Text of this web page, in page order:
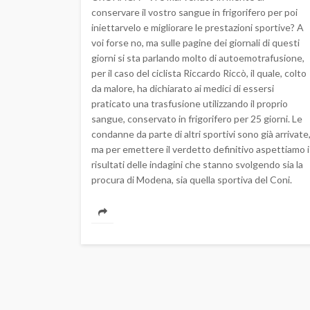
conservare il vostro sangue in frigorifero per poi
iniettarvelo e migliorare le prestazioni sportive? A
voi forse no, ma sulle pagine dei giornali di questi
giorni si sta parlando molto di autoemotrafusione,
per il caso del ciclista Riccardo Riccò, il quale, colto
da malore, ha dichiarato ai medici di essersi
praticato una trasfusione utilizzando il proprio
sangue, conservato in frigorifero per 25 giorni. Le
condanne da parte di altri sportivi sono già arrivate,
ma per emettere il verdetto definitivo aspettiamo i
risultati delle indagini che stanno svolgendo sia la
procura di Modena, sia quella sportiva del Coni.